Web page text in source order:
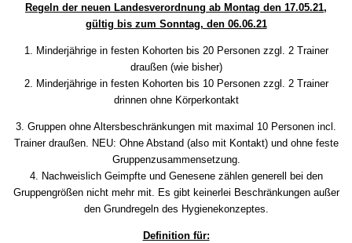
Regeln der neuen Landesverordnung ab Montag den 17.05.21,
gültig bis zum Sonntag, den 06.06.21
1. Minderjährige in festen Kohorten bis 20 Personen zzgl. 2 Trainer
draußen (wie bisher)
2. Minderjährige in festen Kohorten bis 10 Personen zzgl. 2 Trainer
drinnen ohne Körperkontakt
3. Gruppen ohne Altersbeschränkungen mit maximal 10 Personen incl.
Trainer draußen. NEU: Ohne Abstand (also mit Kontakt) und ohne feste
Gruppenzusammensetzung.
4. Nachweislich Geimpfte und Genesene zählen generell bei den
Gruppengrößen nicht mehr mit. Es gibt keinerlei Beschränkungen außer
den Grundregeln des Hygienekonzeptes.
Definition für: